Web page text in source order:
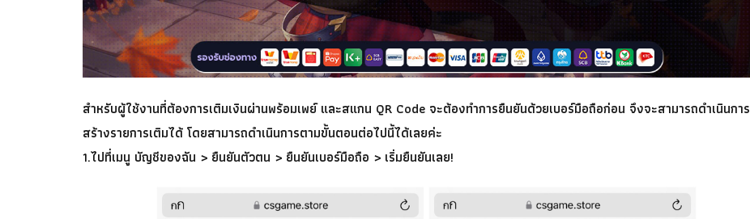
สำหรับผู้ใช้งานที่ต้องการเติมเงินผ่านพร้อมเพย์ และสแกน QR Code จะต้องทำการยืนยันด้วยเบอร์มือถือก่อน จึงจะสามารถดำเนินการ
สร้างรายการเติมได้ โดยสามารถดำเนินการตามขั้นตอนต่อไปนี้ได้เลยค่ะ
1.ไปที่เมนู บัญชีของฉัน > ยืนยันตัวตน > ยืนยันเบอร์มือถือ > เริ่มยืนยันเลย!